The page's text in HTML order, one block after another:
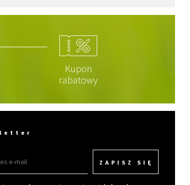
Kupon
rabatowy
ZAPISZ SIĘ